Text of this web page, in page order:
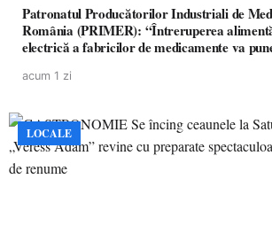
Patronatul Producătorilor Industriali de
România (PRIMER): “Întreruperea
electrică a fabricilor de medicamente va
acum 1 zi
LOCALE